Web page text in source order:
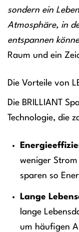
sondern ein
Atmosphäre, in
entspannen
Raum und ein
Die Vorteile von
Die BRILLIANT
Technologie, die
weniger
sparen so
Lange
lange
um häufigen